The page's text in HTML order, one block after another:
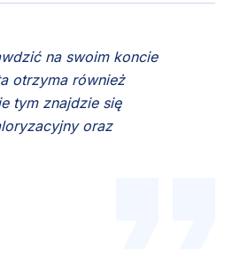
na swoim koncie
otrzyma również
tym znajdzie się
oraz